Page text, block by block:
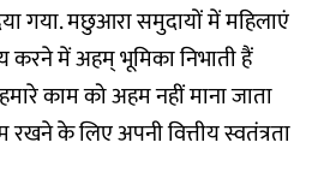
गया. मछुआरा समुदायों में महिलाएं
करने में अहम् भूमिका निभाती हैं
काम को अहम नहीं माना जाता
के लिए अपनी वित्तीय स्वतंत्रता